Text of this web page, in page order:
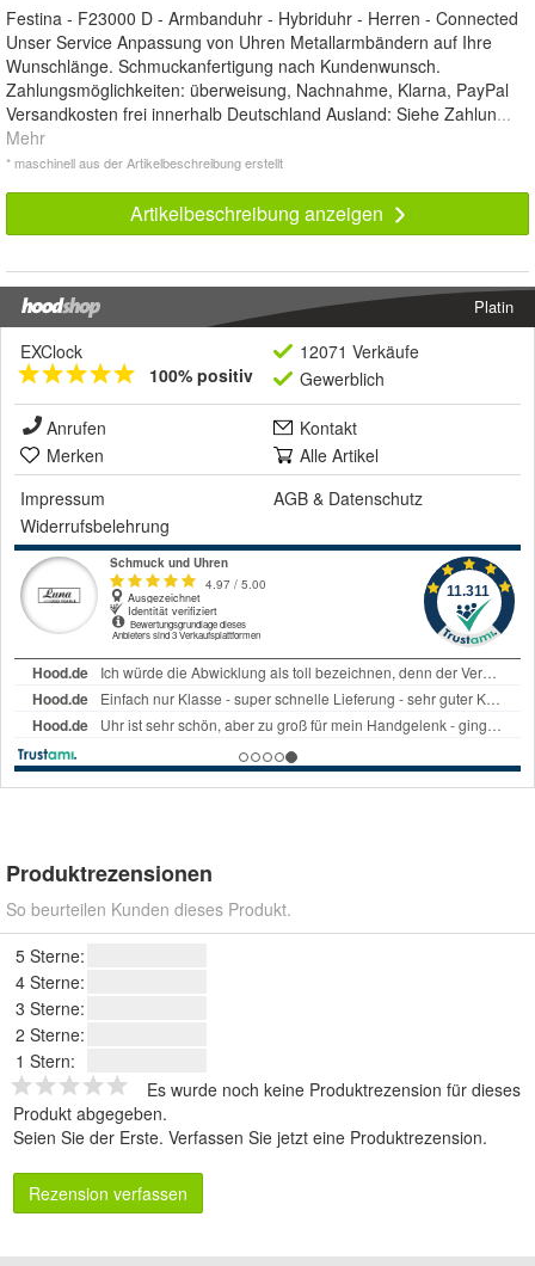
Festina - F23000 D - Armbanduhr - Hybriduhr - Herren - Connected
Unser Service Anpassung von Uhren Metallarmbändern auf Ihre
Wunschlänge. Schmuckanfertigung nach Kundenwunsch.
Zahlungsmöglichkeiten: überweisung, Nachnahme, Klarna, PayPal
Versandkosten frei innerhalb Deutschland Ausland: Siehe Zahlun...
Mehr
* maschinell aus der Artikelbeschreibung erstellt
Artikelbeschreibung anzeigen
Platin
EXClock
100% positiv
12071 Verkäufe
Gewerblich
Anrufen
Kontakt
Merken
Alle Artikel
Impressum
AGB & Datenschutz
Widerrufsbelehrung
Produktrezensionen
So beurteilen Kunden dieses Produkt.
5 Sterne:
4 Sterne:
3 Sterne:
2 Sterne:
1 Stern:
Es wurde noch keine Produktrezension für dieses
Produkt abgegeben.
Seien Sie der Erste. Verfassen Sie jetzt eine Produktrezension.
Rezension verfassen